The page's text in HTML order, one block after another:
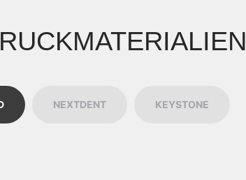
NEXTDENT KEYSTONE